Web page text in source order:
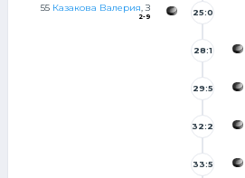
55 Казакова Валерия, З
2-9 25:0
28:1
29:5
32:2
33:5